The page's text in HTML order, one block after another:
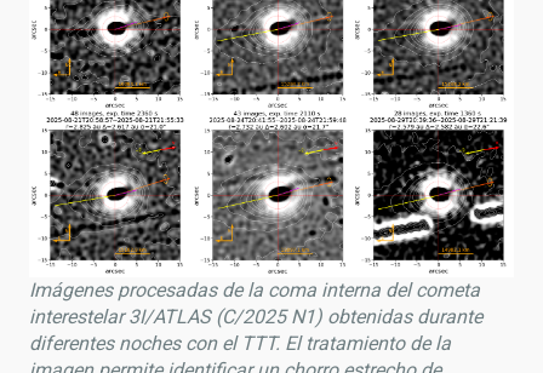
Imágenes procesadas de la coma interna del cometa
interestelar 3I/ATLAS (C/2025 N1) obtenidas durante
diferentes noches con el TTT. El tratamiento de la